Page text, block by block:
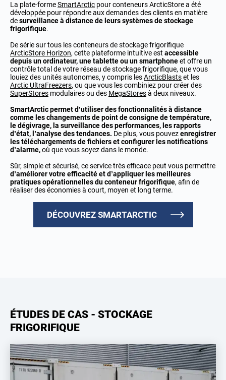
La plate-formeSmartArctic pour conteneurs ArcticStore a été
développée pour répondre aux demandes des clients en matière
desurveillance à distance de leurs systèmes de stockage
frigorifique.
De série sur tous les conteneurs de stockage frigorifique
ArcticStore Horizon, cette plateforme intuitive est accessible
depuis un ordinateur, une tablette ou un smartphoneet offre un
contrôle total de votre réseau de stockage frigorifique, que vous
louiez des unités autonomes, y compris lesArcticBlastset les
Arctic UltraFreezers, ou que vous les combiniez pour créer des
SuperStores modulaires ou des MegaStoresà deux niveaux.
SmartArctic permet d’utiliser des fonctionnalités à distance
comme les changements de point de consigne de température,
le dégivrage, la surveillance des performances, les rapports
d’état, l’analyse des tendances. De plus, vous pouvezenregistrer
les téléchargements de fichiers et configurer les notifications
d’alarme,où que vous soyez dans le monde.
Sûr, simple et sécurisé, ce service très efficace peut vous permettre
d’améliorer votre efficacité et d’appliquer les meilleures
pratiques opérationnelles du conteneur frigorifique, afin de
réaliser des économies à court, moyen et long terme.
DÉCOUVREZ SMARTARCTIC
ÉTUDES DE CAS - STOCKAGE
FRIGORIFIQUE